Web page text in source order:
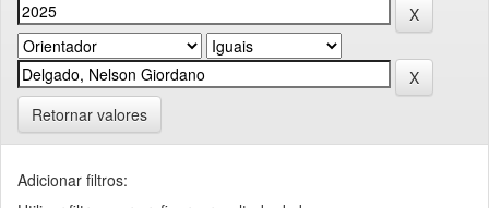
Retornar valores
Adicionar filtros: